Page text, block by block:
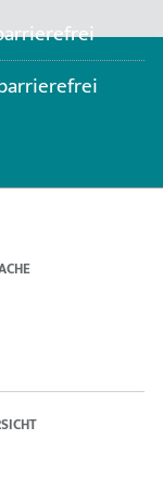
DER